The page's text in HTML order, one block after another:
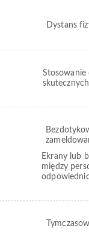
Dystans
Stosowanie
Ekrany lub
między